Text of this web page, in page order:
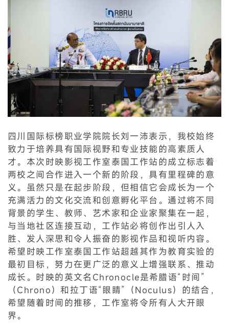
四川国际标榜职业学院院长刘一沛表示，我校始终
致力于培养具有国际视野和专业技能的高素质人
才。本次时映影视工作室泰国工作站的成立标志着
两校之间合作进入一个新的阶段，具有里程碑的意
义。虽然只是在起步阶段，但相信它会成长为一个
充满活力的文化交流和创意孵化平台。通过将不同
背景的学生、教师、艺术家和企业家聚集在一起，
与当地社区连接互动，工作站必将创作出引人入
胜、发人深思和令人振奋的影视作品和视听内容。
希望时映工作室泰国工作站超越其作为教育实验的
最初目标，努力在更广泛的意义上增强联系、推动
成长。时映的英文名Chronocle是希腊语“时间”
（Chrono）和拉丁语“眼睛”（Noculus）的结合，
希望随着时间的推移，工作室将令所有人大开眼
界。